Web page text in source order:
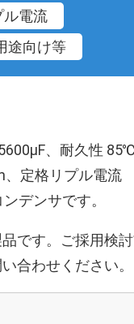
ル電流
途向け等
、耐久性
、定格リプル電流
デンサです。
です。ご採用検
合わせください。